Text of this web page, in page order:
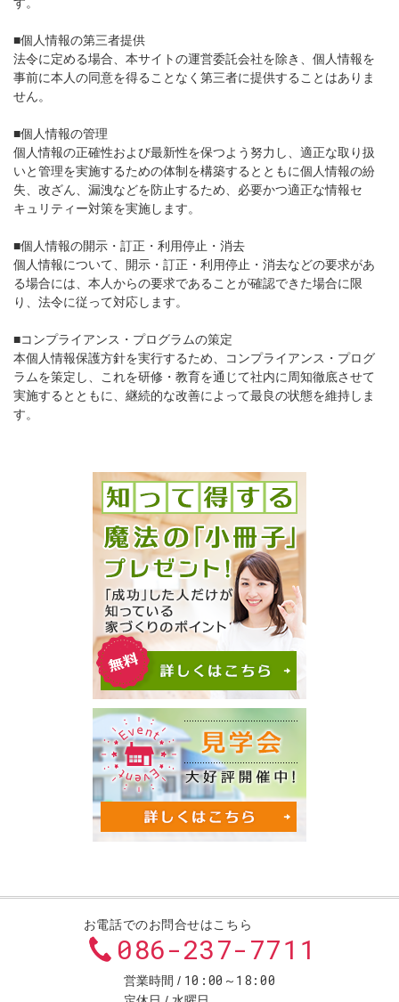
■個人情報の第三者提供
法令に定める場合、本サイトの運営委託会社を除き、個人情報を
事前に本人の同意を得ることなく第三者に提供することはありま
せん。
■個人情報の管理
個人情報の正確性および最新性を保つよう努力し、適正な取り扱
いと管理を実施するための体制を構築するとともに個人情報の紛
失、改ざん、漏洩などを防止するため、必要かつ適正な情報セ
キュリティー対策を実施します。
■個人情報の開示・訂正・利用停止・消去
個人情報について、開示・訂正・利用停止・消去などの要求があ
る場合には、本人からの要求であることが確認できた場合に限
り、法令に従って対応します。
■コンプライアンス・プログラムの策定
本個人情報保護方針を実行するため、コンプライアンス・プログ
ラムを策定し、これを研修・教育を通じて社内に周知徹底させて
実施するとともに、継続的な改善によって最良の状態を維持しま
す。
お電話でのお問合せはこちら
086-237-7711
営業時間 10:00～18:00